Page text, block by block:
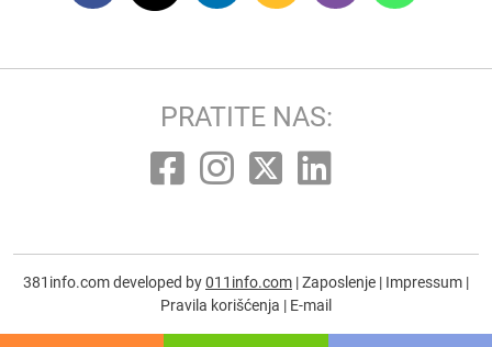
PRATITE NAS:
381info.com developed by011info.com |Zaposlenje | Impressum |
Pravila korišćenja | E-mail